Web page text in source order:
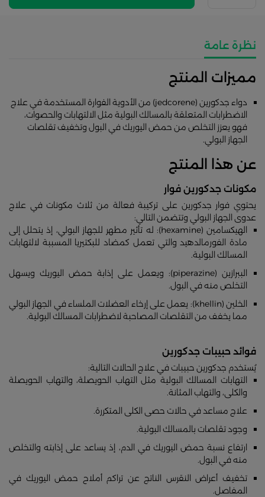
نظرة عامة
مميزات المنتج
دواء جدكورين (jedcorene) من الأدوية الفوارة المستخدمة في علاج
الاضطرابات المتعلقة بالمسالك البولية مثل الالتهابات والحصوات،
فهو يعزز التخلص من حمض اليوريك في البول وتخفيف تقلصات
الجهاز البولي.
عن هذا المنتج
مكونات جدكورين فوار
يحتوي فوار جدكورين على تركيبة فعالة من ثلاث مكونات في علاج
عدوى الجهاز البولي وتتضمن التالي:
الهيكسامين (hexamine): له تأثير مطهر للجهاز البولي، إذ يتحلل إلى
مادة الفورمالدهيد والتي تعمل كمضاد للبكتيريا المسببة لالتهابات
المسالك البولية.
الببرازين (piperazine): ويعمل على إذابة حمض اليوريك ويسهل
التخلص منه في البول.
الخلين (khellin): يعمل على إرخاء العضلات الملساء في الجهاز البولي
مما يخفف من التقلصات المصاحبة لاضطرابات المسالك البولية.
فوائد حبيبات جدكورين
يُستخدم جدكورين حبيبات في علاج الحالات التالية:
التهابات المسالك البولية مثل التهاب الحويصلة، والتهاب الحويصلة
والكلى، والتهاب المثانة.
علاج مساعد في حالات حصى الكلى المتكررة.
وجود تقلصات بالمسالك البولية.
ارتفاع نسبة حمض اليوريك في الدم، إذ يساعد على إذابته والتخلص
منه في البول.
تخفيف أعراض النقرس الناتج عن تراكم أملاح حمض اليوريك في
المفاصل.